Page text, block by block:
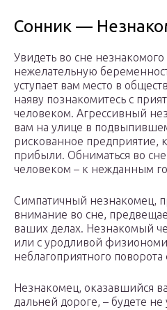
Сонник —
Увидеть во сне
нежелательную
уступает вам место в
наяву познакомитесь с
человеком. Агрессивный
вам на улице в
рискованное предприятие,
прибыли. Обниматься во
человеком – к нежданным
Симпатичный незнакомец,
внимание во сне,
ваших делах. Незнакомый
или с уродливой
неблагоприятного поворота
Незнакомец, оказавшийся
дальней дороге, – будете